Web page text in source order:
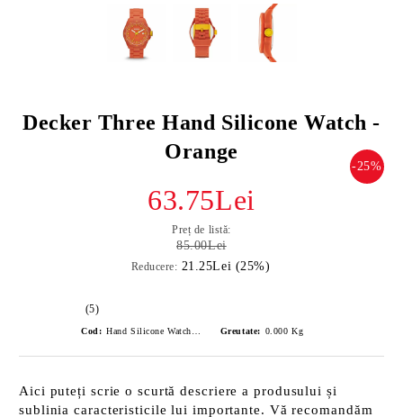
Decker Three Hand Silicone Watch -
Orange
-25%
63.75Lei
Preț de listă:
85.00Lei
Reducere: 21.25Lei (25%)
(5)
Cod: Greutate: 0.000 Kg
Aici puteți scrie o scurtă descriere a produsului și
sublinia caracteristicile lui importante. Vă recomandăm